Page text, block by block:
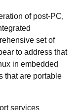
of post-PC,
set of
to address that
in embedded
that are portable
services